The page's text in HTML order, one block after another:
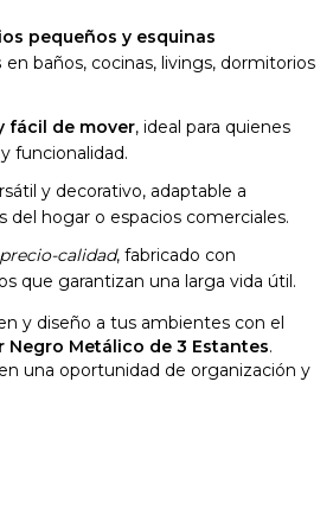
pequeños y esquinas
en baños, cocinas, livings, dormitorios
fácil de mover, ideal para quienes
funcionalidad.
y decorativo, adaptable a
del hogar o espacios comerciales.
calidad, fabricado con
que garantizan una larga vida útil.
y diseño a tus ambientes con el
Negro Metálico de 3 Estantes.
una oportunidad de organización y